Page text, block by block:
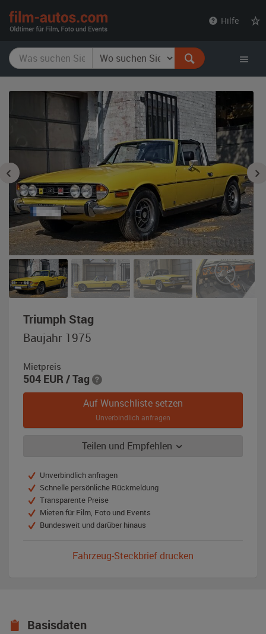
Hilfe
Triumph Stag
Baujahr 1975
Mietpreis
504 EUR / Tag
Auf Wunschliste setzen
Unverbindlich anfragen
Teilen und Empfehlen
Unverbindlich anfragen
Schnelle persönliche Rückmeldung
Transparente Preise
Mieten für Film, Foto und Events
Bundesweit und darüber hinaus
Fahrzeug-Steckbrief drucken
Basisdaten